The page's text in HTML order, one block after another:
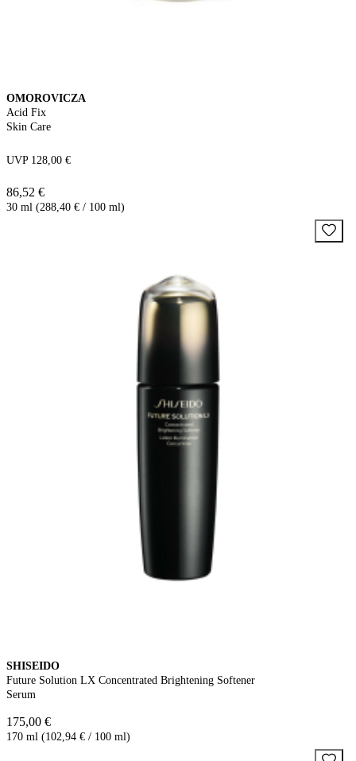
OMOROVICZA
Acid Fix
Skin Care
UVP 128,00 €
86,52 €
30 ml (288,40 € / 100 ml)
SHISEIDO
Future Solution LX Concentrated Brightening Softener
Serum
175,00 €
170 ml (102,94 € / 100 ml)